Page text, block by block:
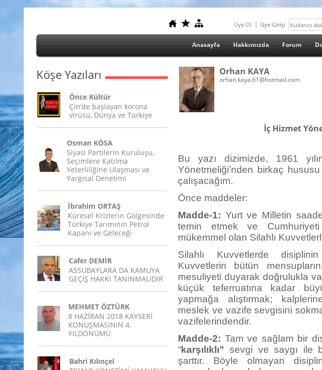
Üye Ol Üye Girişi
Anasayfa Hakkımızda Forum
Köşe Yazıları
Önce Kültür
Çin’de başlayan korona
virüsü, Dünya ve Türkiye
Osman KÖSA
Siyasi Partilerin Kuruluşu,
Seçimlere Katılma
Yeterliliğine Ulaşması ve
Yargısal Denetimi
İbrahim ORTAŞ
Küresel Krizlerin Gölgesinde
Türkiye Tarımının Petrol
Kapanı ve Geleceği
Cafer DEMİR
ASSUBAYLARA DA KAMUYA
GEÇİŞ HAKKI TANINMALIDIR
MEHMET ÖZTÜRK
8 HAZİRAN 2018 KAYSERİ
KONUŞMASININ 4.
YILDÖNÜMÜ
Bahri Kılınçel
Orhan KAYA
orhan.kaya.61@hotmail.com
İç Hizmet
Bu yazı dizimizde, 1961
Yönetmeliği’nden birkaç
çalışacağım.
Önce maddeler:
Madde-1: Yurt ve Milletin
temin etmek ve
mükemmel olan Silahlı
Silahlı Kuvvetlerde
Kuvvetlerin bütün
mesuliyeti duyarak doğrulukla
küçük teferruatına kadar
yapmağa alıştırmak;
meslek ve vazife sevgisini
vazifelerindendir.
Madde-2: Tam ve sağlam bir
“karşılıklı”sevgi ve saygı ile
şarttır. Böyle olmayan